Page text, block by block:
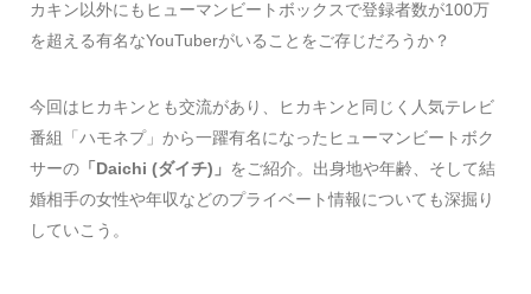
カキン以外にもヒューマンビートボックスで登録者数が100万
を超える有名なYouTuberがいることをご存じだろうか？
今回はヒカキンとも交流があり、ヒカキンと同じく人気テレビ
番組「ハモネプ」から一躍有名になったヒューマンビートボク
サーの 「Daichi (ダイチ)」 をご紹介。出身地や年齢、そして結
婚相手の女性や年収などのプライベート情報についても深掘り
していこう。